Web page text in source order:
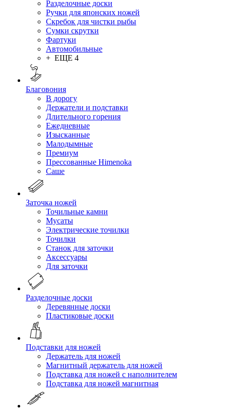
Разделочные доски
Ручки для японских ножей
Скребок для чистки рыбы
Сумки скрутки
Фартуки
Автомобильные
+ ЕЩЕ 4
Благовония
В дорогу
Держатели и подставки
Длительного горения
Ежедневные
Изысканные
Малодымные
Премиум
Прессованные Himenoka
Саше
Заточка ножей
Точильные камни
Мусаты
Электрические точилки
Точилки
Станок для заточки
Аксессуары
Для заточки
Разделочные доски
Деревянные доски
Пластиковые доски
Подставки для ножей
Держатель для ножей
Магнитный держатель для ножей
Подставка для ножей с наполнителем
Подставка для ножей магнитная